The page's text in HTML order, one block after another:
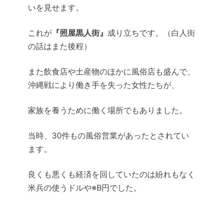
いを見せます。
これが 『照屋黒人街』 成り立ちです。（白人街
の話はまた後程）
また飲食店や土産物のほかに風俗店も盛んで、
沖縄戦により働き手を失った女性たちが、
家族を養うために働く場所でもありました。
当時、30件もの風俗営業があったとされてい
ます。
良くも悪くも経済を回していたのは紛れもなく
米兵の使うドルや※B円でした。